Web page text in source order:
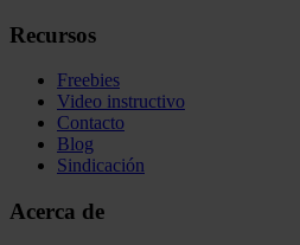
Recursos
Freebies
Video instructivo
Contacto
Blog
Sindicación
Acerca de